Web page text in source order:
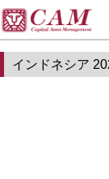
インドネシア